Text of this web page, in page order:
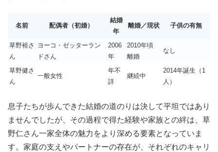
名前 配偶者（初婚）
結婚
年
離婚／現状 子供の有無
草野裕さ
ん
ヨーコ・ゼッターラン
ドさん
2006
年
2010年頃
離婚
なし
草野健さ
ん
一般女性
年不
詳
継続中
2014年誕生（1
人）
息子たちが歩んできた結婚の道のりは決して平坦ではあり
ませんでしたが、その過程で得た経験や家族との絆は、草
野仁さん一家全体の魅力をより深める要素となっていま
す。家庭の支えやパートナーの存在が、それぞれのキャリ